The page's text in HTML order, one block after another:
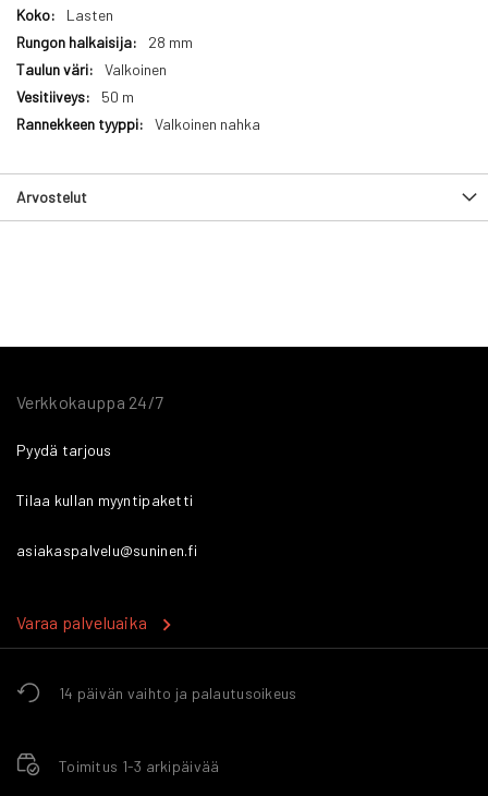
Lasten
28 mm
Valkoinen
50 m
Valkoinen nahka
Arvostelut
14 päivän vaihto ja palautusoikeus
Toimitus 1-3 arkipäivää
Verkkokauppa 24/7
Pyydä tarjous
Tilaa kullan myyntipaketti
asiakaspalvelu@suninen.fi
Varaa palveluaika